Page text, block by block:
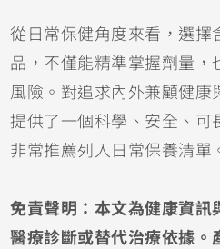
從日常保健角度來看，選擇
品，不僅能精準掌握劑量，
風險。對追求內外兼顧健康
提供了一個科學、安全、可
非常推薦列入日常保養清單
免責聲明：本文為健康資訊
醫療診斷或替代治療依據。